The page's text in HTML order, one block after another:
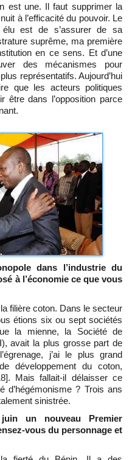
est une. Il faut supprimer la
à l’efficacité du pouvoir. Le
élu est de s’assurer de sa
suprême, ma première
en ce sens. Et d’une
des mécanismes pour
représentatifs. Aujourd’hui
que les acteurs politiques
être dans l’opposition parce
à l’économie ce que vous
filière coton. Dans le secteur
étions six ou sept sociétés
la mienne, la Société de
avait la plus grosse part de
j’ai le plus grand
développement du coton,
Mais fallait-il délaisser ce
d’hégémonisme ? Trois ans
sinistrée.
un nouveau Premier
vous du personnage et